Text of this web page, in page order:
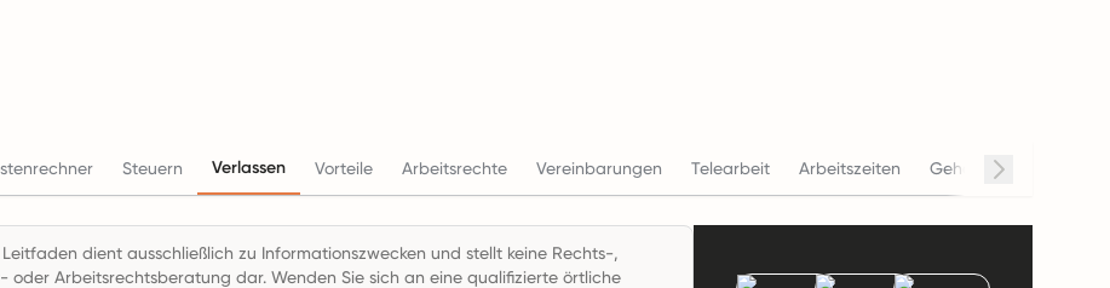
Steuern Verlassen Vorteile Arbeitsrechte Vereinbarungen Telearbeit Arbeitszeiten Gehalt
Leitfaden dient ausschließlich zu Informationszwecken und stellt keine Rechts-,
oder Arbeitsrechtsberatung dar. Wenden Sie sich an eine qualifizierte örtliche